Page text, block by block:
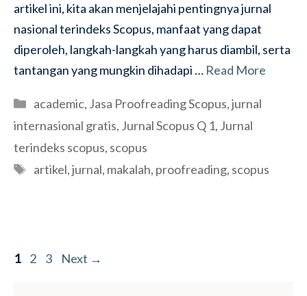
artikel ini, kita akan menjelajahi pentingnya jurnal
nasional terindeks Scopus, manfaat yang dapat
diperoleh, langkah-langkah yang harus diambil, serta
tantangan yang mungkin dihadapi … Read More
Categories
academic, Jasa Proofreading Scopus,jurnal
internasional gratis, Jurnal Scopus Q 1, Jurnal
terindeks scopus, scopus
Tags
artikel,jurnal, makalah, proofreading, scopus
Page
1 Page
2 Page
3 Next →